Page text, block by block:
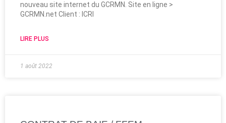
nouveau site internet du GCRMN. Site en ligne >
GCRMN.net Client : ICRI
LIRE PLUS
1 août 2022